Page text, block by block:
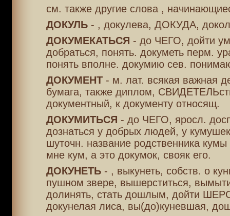
см. также другие слова ,
ДОКУЛЬ- , докулева, ДОКУДА,
ДОКУМЕКАТЬСЯ - до ЧЕГО, дойти
добраться, понять. докуметь перм.
понять вполне. докумию сев.
ДОКУМЕНТ- м. лат. всякая важная
бумага, также диплом,
документный, к документу относящ.
ДОКУМИТЬСЯ - до ЧЕГО, яросл.
дознаться у добрых людей, у
шуточн. название родственника
мне кум, а это докумок, свояк его.
ДОКУНЕТЬ- , выкунеть, собств. о
пушном звере, вышерститься,
долинять, стать дошлым, дойти
докунелая лиса, вы(до)куневшая,